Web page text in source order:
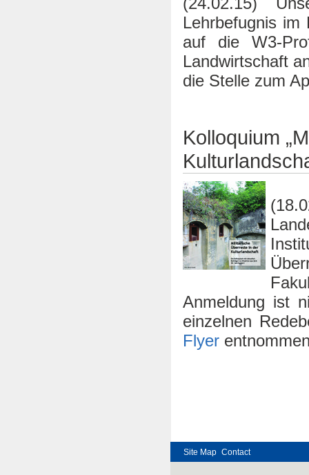
Lehrbefugnis im
auf die W3-
Landwirtschaft
die Stelle zum
Kolloquium
Anmeldung ist
einzelnen
Flyer
Site Map Contact